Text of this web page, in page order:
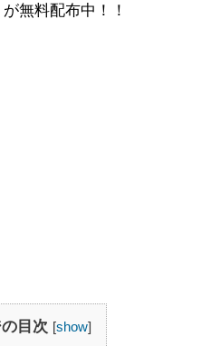
無料配布中！！
目次 [show]